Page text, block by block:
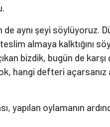
aynı şeyi söylüyoruz.
almaya kalktığını
bizdik, bugün de karşı
hangi defteri açarsanız
yapılan oylamanın